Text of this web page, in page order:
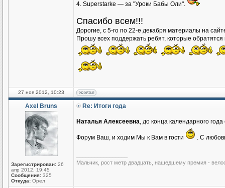
4. Superstarke — за "Уроки Бабы Оли".
Спасибо всем!!!
Дорогие, с 5-го по 22-е декабря материалы на
Прошу всех поддержать ребят, которые
27 ноя 2012, 10:23
Axel Bruns
Зарегистрирован: 26
апр 2012, 19:45
Сообщения: 325
Откуда: Орел
Re: Итоги года
Наталья Алексеевна, до конца календарного
Форум Ваш, и ходим Мы к Вам в гости . С
Мальчик, рост метр двадцать, нашедшему премия -